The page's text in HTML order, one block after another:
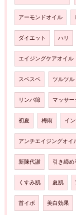
アーモンドオイル
ダイエット ハリ
エイジングケアオイル
スベスベ ツルツル
リンパ節 マッサー
初夏 梅雨 イ
アンチエイジングオイ
新陳代謝 引き締め
くすみ肌 夏肌
首イボ 美白効果